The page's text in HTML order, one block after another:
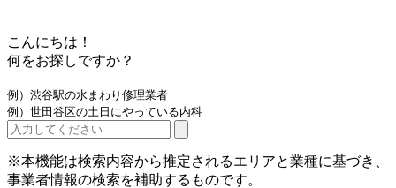
こんにちは！
何をお探しですか？
例）渋谷駅の水まわり修理業者
例）世田谷区の土日にやっている内科
※本機能は検索内容から推定されるエリアと業種に基づき、
事業者情報の検索を補助するものです。